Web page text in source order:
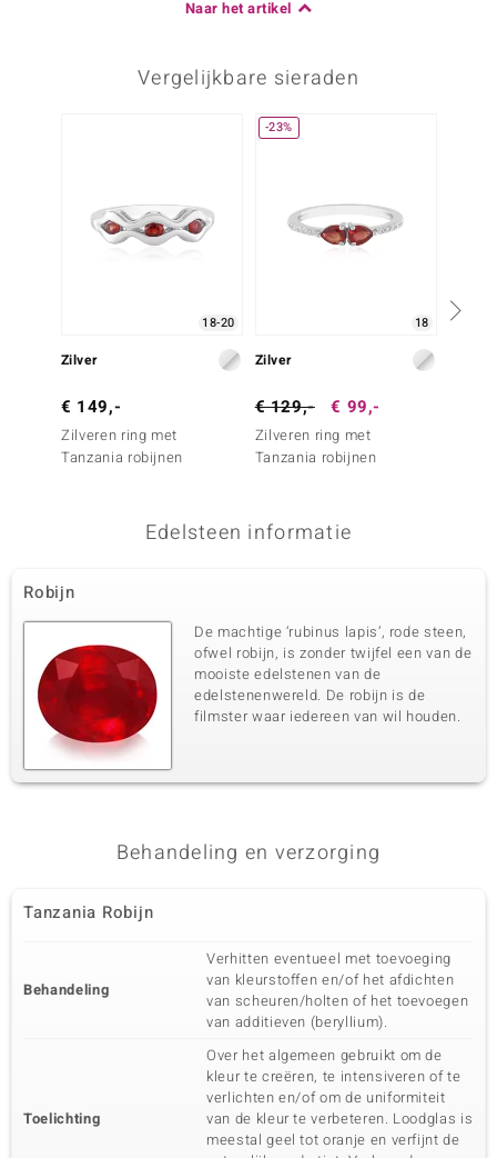
Naar het artikel
Vergelijkbare sieraden
18-20
Zilver
€ 149,-
Zilveren ring met
Tanzania robijnen
-23%
18
Zilver
€ 129,- € 99,-
Zilveren ring met
Tanzania robijnen
Edelsteen informatie
Robijn
De machtige ‘rubinus lapis’, rode steen,
ofwel robijn, is zonder twijfel een van de
mooiste edelstenen van de
edelstenenwereld. De robijn is de
filmster waar iedereen van wil houden.
Behandeling en verzorging
Tanzania Robijn
Behandeling
Verhitten eventueel met toevoeging
van kleurstoffen en/of het afdichten
van scheuren/holten of het toevoegen
van additieven (beryllium).
Toelichting
Over het algemeen gebruikt om de
kleur te creëren, te intensiveren of te
verlichten en/of om de uniformiteit
van de kleur te verbeteren. Loodglas is
meestal geel tot oranje en verfijnt de